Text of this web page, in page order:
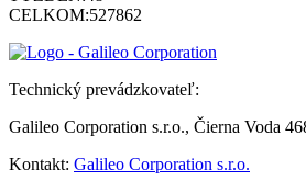
CELKOM:527862
Technický prevádzkovateľ:
Galileo Corporation s.r.o., Čierna Voda
Kontakt: Galileo Corporation s.r.o.